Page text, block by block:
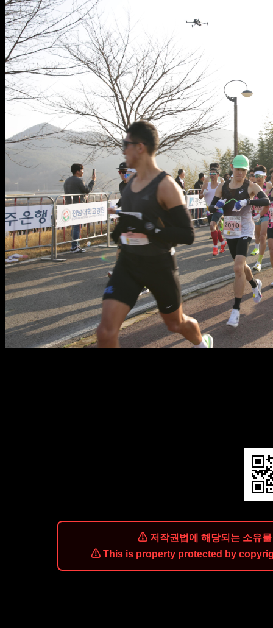
⚠ 저작권법에 해당되는 소유
⚠ This is property protected by